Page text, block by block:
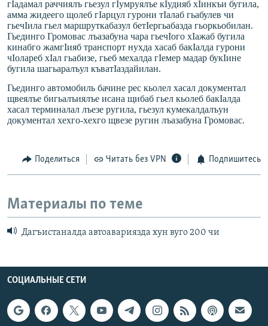
гIадамал раччиялъ гьезул гIумруялъе кIудияб хIинкъи бугила,
амма жидеего щолеб гIарцул гурони тIалаб гьабулев чи
гьечIила гьел маршруткабазул бетIергьабазда гьоркьобилан.
Гьединго Громовас лъазабуна чара гьечIого хIажаб бугила
кинабго жамгIияб транспорт нухда хасаб бакIалда гурони
чIолареб хIал гьабизе, гьеб мехалда гIемер мадар букIине
бугила шагьаралъул къватIаздайилан.
Гьединго автомобиль бачине рес кьолел хасал документал
щвеялъе бигьалъиялъе исана щибаб гьел кьолеб бакIалда
хасал терминалал лъезе ругила, гьезул кумекалдалъун
документал хехго-хехго щвезе ругин лъазабуна Громовас.
Поделиться Читать без VPN Подпишитесь
Материалы по теме
Дагъистаналда автоавариязда хун вуго 200 чи
СОЦИАЛЬНЫЕ СЕТИ